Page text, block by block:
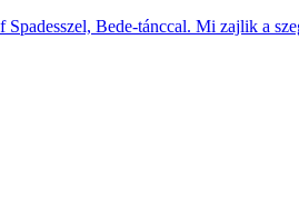
Spadesszel, Bede-tánccal. Mi zajlik a